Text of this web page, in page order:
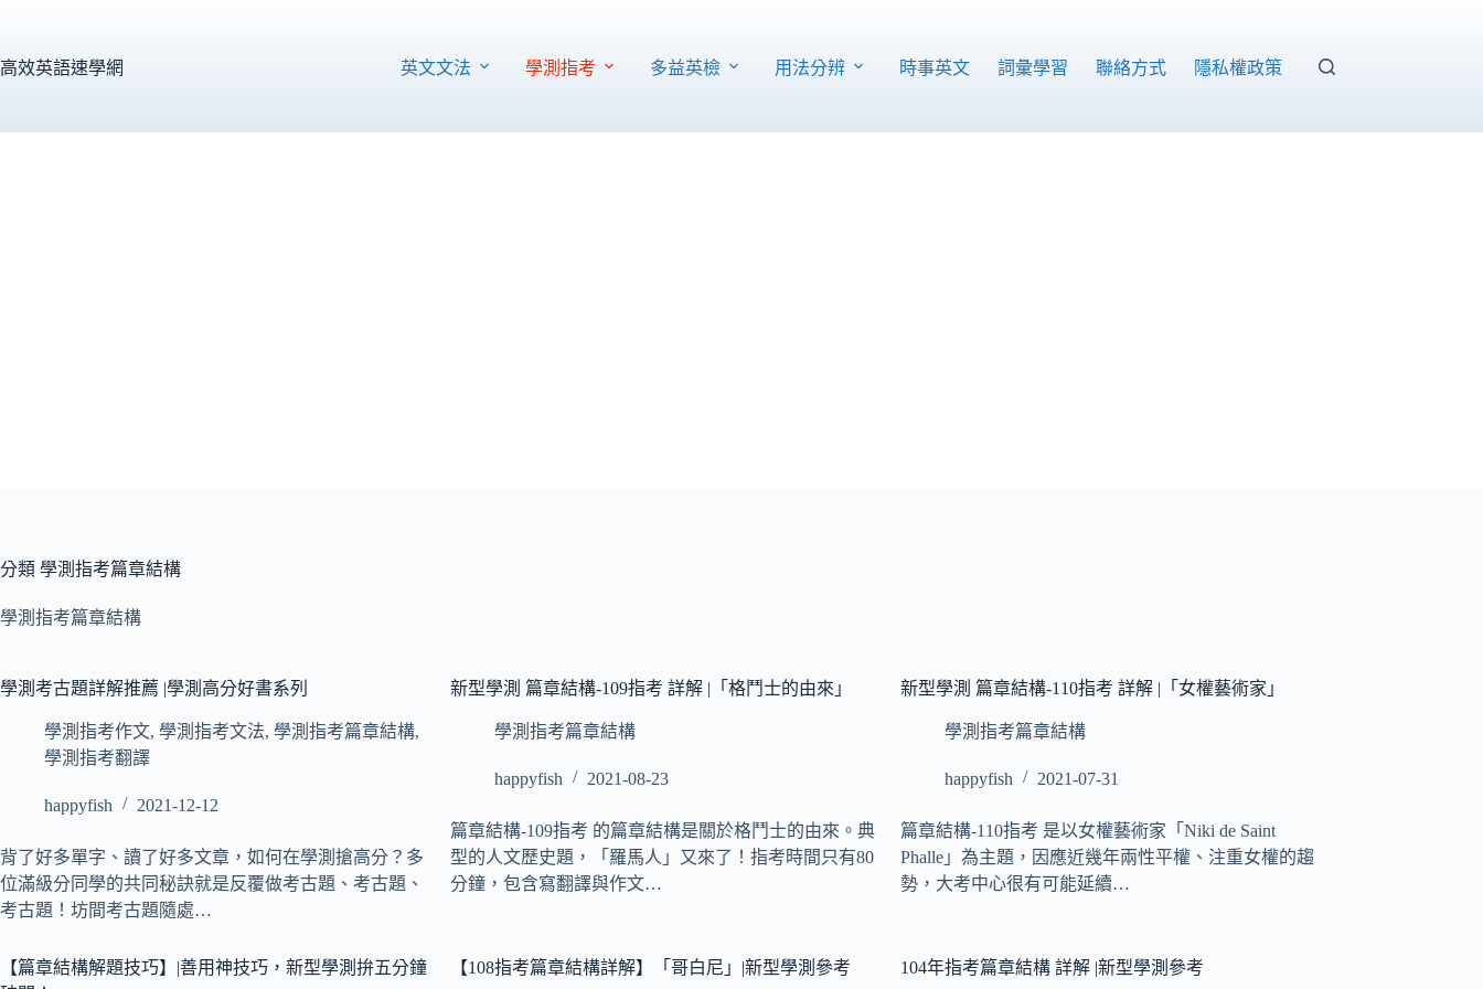
主
高效英語速學網 英文文法 學測指考 多益英檢 用法分辨 時事英文 詞彙學習 聯絡方式 隱私權政策
分類 學測指考篇章結構
學測指考篇章結構
學測考古題詳解推薦 |學測高分好書系列
學測指考作文, 學測指考文法, 學測指考篇章結構,
學測指考翻譯
happyfish 2021-12-12
背了好多單字、讀了好多文章，如何在學測搶高分？多
位滿級分同學的共同秘訣就是反覆做考古題、考古題、
考古題！坊間考古題隨處…
新型學測 篇章結構-109指考 詳解 |「格鬥士的由來」
學測指考篇章結構
happyfish 2021-08-23
篇章結構-109指考 的篇章結構是關於格鬥士的由來。典
型的人文歷史題，「羅馬人」又來了！指考時間只有80
分鐘，包含寫翻譯與作文…
新型學測 篇章結構-110指考 詳解 |「女權藝術家」
學測指考篇章結構
happyfish 2021-07-31
篇章結構-110指考 是以女權藝術家「Niki de Saint
Phalle」為主題，因應近幾年兩性平權、注重女權的趨
勢，大考中心很有可能延續…
【篇章結構解題技巧】|善用神技巧，新型學測拚五分鐘
【108指考篇章結構詳解】「哥白尼」|新型學測參考 104年指考篇章結構 詳解 |新型學測參考